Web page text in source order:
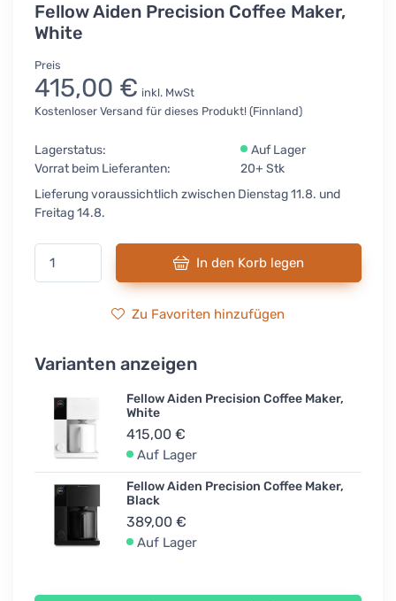
Fellow Aiden Precision Coffee Maker,
White
Preis
415,00 € inkl. MwSt
Kostenloser Versand für dieses Produkt! (Finnland)
Lagerstatus:
Auf Lager
Vorrat beim Lieferanten:
20+ Stk
Lieferung voraussichtlich zwischen Dienstag 11.8. und
Freitag 14.8.
In den Korb legen
Zu Favoriten hinzufügen
Varianten anzeigen
Fellow Aiden Precision Coffee Maker,
White
415,00 €
Auf Lager
Fellow Aiden Precision Coffee Maker,
Black
389,00 €
Auf Lager